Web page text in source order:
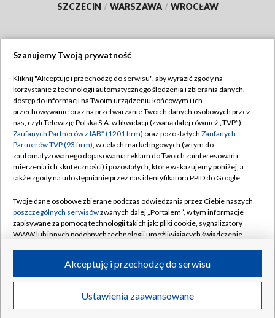
SZCZECIN / WARSZAWA / WROCŁAW
TVP
Abonament TVP
Emisja w TVP
Centrum informacji TVP
Naziemna Telewizja Cyfrowa
Rada Programowa
System NOS
Informacje o nadawcy
Program dla prasy
Ogłoszenie przetargowe
Regulamin TVP
Polityka prywatności
Moje zgody
Pomoc
Kontakt
Kanały
©2026 Telewizja Polska S.A. w likwidacji
Szanujemy Twoją prywatność
Kliknij "Akceptuję i przechodzę do serwisu", aby wyrazić zgody na
korzystanie z technologii automatycznego śledzenia i zbierania danych,
dostęp do informacji na Twoim urządzeniu końcowym i ich
przechowywanie oraz na przetwarzanie Twoich danych osobowych przez
nas, czyli Telewizję Polską S.A. w likwidacji (zwaną dalej również „TVP”),
Zaufanych Partnerów z IAB* (1201 firm) oraz pozostałych Zaufanych
Partnerów TVP (93 firm), w celach marketingowych (w tym do
zautomatyzowanego dopasowania reklam do Twoich zainteresowań i
mierzenia ich skuteczności) i pozostałych, które wskazujemy poniżej, a
także zgody na udostępnianie przez nas identyfikatora PPID do Google.
Twoje dane osobowe zbierane podczas odwiedzania przez Ciebie naszych
poszczególnych serwisówzwanych dalej „Portalem”, w tym informacje
zapisywane za pomocą technologii takich jak: pliki cookie, sygnalizatory
WWW lub innych podobnych technologii umożliwiających świadczenie
ruchu w Internecie.
Twoje dane osobowe zbierane podczas odwiedzania przez Ciebie
poszczególnych serwisówna Portalu, takie jak adresy IP, identyfikatory
Ustawienia zaawansowane
Akceptuję i przechodzę do serwisu